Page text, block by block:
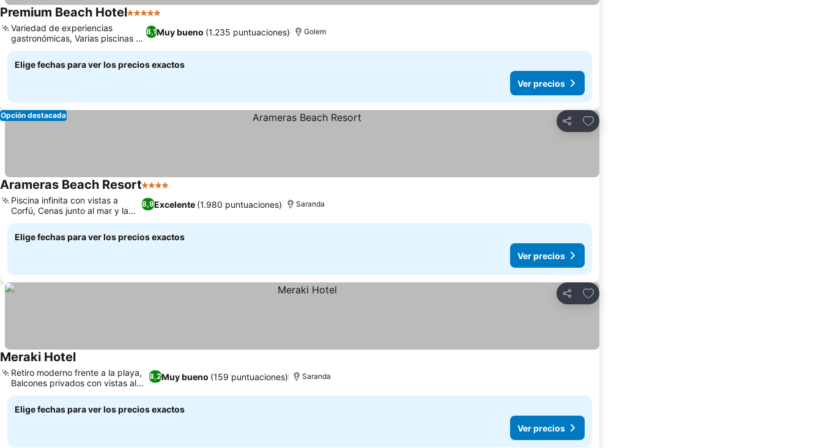
Premium Beach Hotel5 Estrellas
8,1Muy bueno (1.235 puntuaciones)
Variedad de experiencias
gastronómicas, Varias piscinas al
aire libre
Golem
Elige fechas para ver los precios exactos
Ver precios
Compartir
Agregar a favoritos
Opción destacada
Arameras Beach Resort4 Estrellas
8,9Excelente (1.980 puntuaciones)
Piscina infinita con vistas a
Corfú, Cenas junto al mar y la
piscina
Saranda
Elige fechas para ver los precios exactos
Ver precios
Compartir
Agregar a favoritos
Meraki Hotel
8,2Muy bueno (159 puntuaciones)
Retiro moderno frente a la playa,
Balcones privados con vistas al
mar
Saranda
Elige fechas para ver los precios exactos
Ver precios